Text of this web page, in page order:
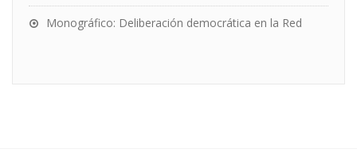
Monográfico: Deliberación democrática en la Red